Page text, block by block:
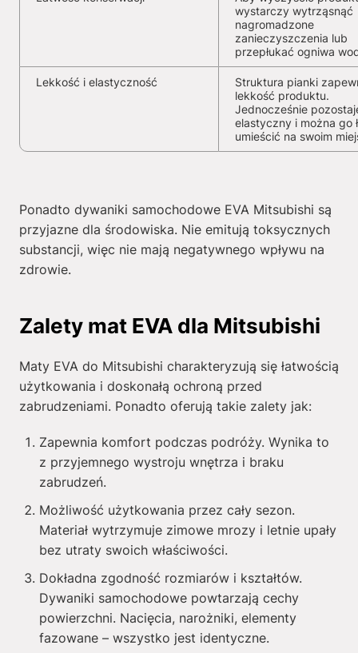
wystarczy wytrząsnąć
nagromadzone
zanieczyszczenia lub
przepłukać ogniwa
Lekkość i elastyczność
Struktura pianki
lekkość produktu.
Jednocześnie
elastyczny i można go
umieścić na swoim
Ponadto dywaniki samochodowe EVA Mitsubishi są
przyjazne dla środowiska. Nie emitują toksycznych
substancji, więc nie mają negatywnego wpływu na
zdrowie.
Zalety mat EVA dla Mitsubishi
Maty EVA do Mitsubishi charakteryzują się łatwością
użytkowania i doskonałą ochroną przed
zabrudzeniami. Ponadto oferują takie zalety jak:
Zapewnia komfort podczas podróży. Wynika to
z przyjemnego wystroju wnętrza i braku
zabrudzeń.
Możliwość użytkowania przez cały sezon.
Materiał wytrzymuje zimowe mrozy i letnie upały
bez utraty swoich właściwości.
Dokładna zgodność rozmiarów i kształtów.
Dywaniki samochodowe powtarzają cechy
powierzchni. Nacięcia, narożniki, elementy
fazowane – wszystko jest identyczne.